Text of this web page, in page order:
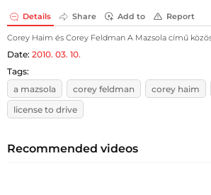
Details Share Add to Report
Corey Haim és Corey Feldman A Mazsola című
Date: 2010. 03. 10.
Tags:
a mazsola
corey feldman corey haim
license to drive
Recommended videos